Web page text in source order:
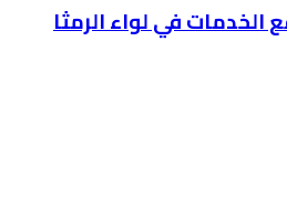
الخدمات في لواء الرمثا